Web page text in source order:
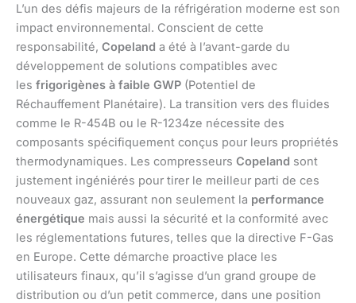
L’un des défis majeurs de la réfrigération moderne est son
impact environnemental. Conscient de cette
responsabilité, Copeland a été à l’avant-garde du
développement de solutions compatibles avec
les frigorigènes à faible GWP (Potentiel de
Réchauffement Planétaire). La transition vers des fluides
comme le R-454B ou le R-1234ze nécessite des
composants spécifiquement conçus pour leurs propriétés
thermodynamiques. Les compresseurs Copeland sont
justement ingéniérés pour tirer le meilleur parti de ces
nouveaux gaz, assurant non seulement la performance
énergétique mais aussi la sécurité et la conformité avec
les réglementations futures, telles que la directive F-Gas
en Europe. Cette démarche proactive place les
utilisateurs finaux, qu’il s’agisse d’un grand groupe de
distribution ou d’un petit commerce, dans une position